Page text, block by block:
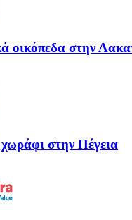
οικόπεδα στην
χωράφι στην Πέγεια